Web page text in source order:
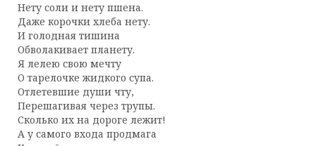
Нету соли и нету пшена.
Даже корочки хлеба нету.
И голодная тишина
Обволакивает планету.
Я лелею свою мечту
О тарелочке жидкого супа.
Отлетевшие души чту,
Перешагивая через трупы.
Сколько их на дороге лежит!
А у самого входа продмага